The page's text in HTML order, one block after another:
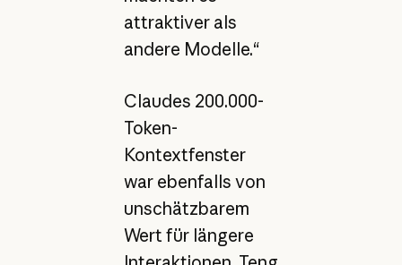
attraktiver als
andere Modelle.“
Claudes 200.000-
Token-
Kontextfenster
war ebenfalls von
unschätzbarem
Wert für längere